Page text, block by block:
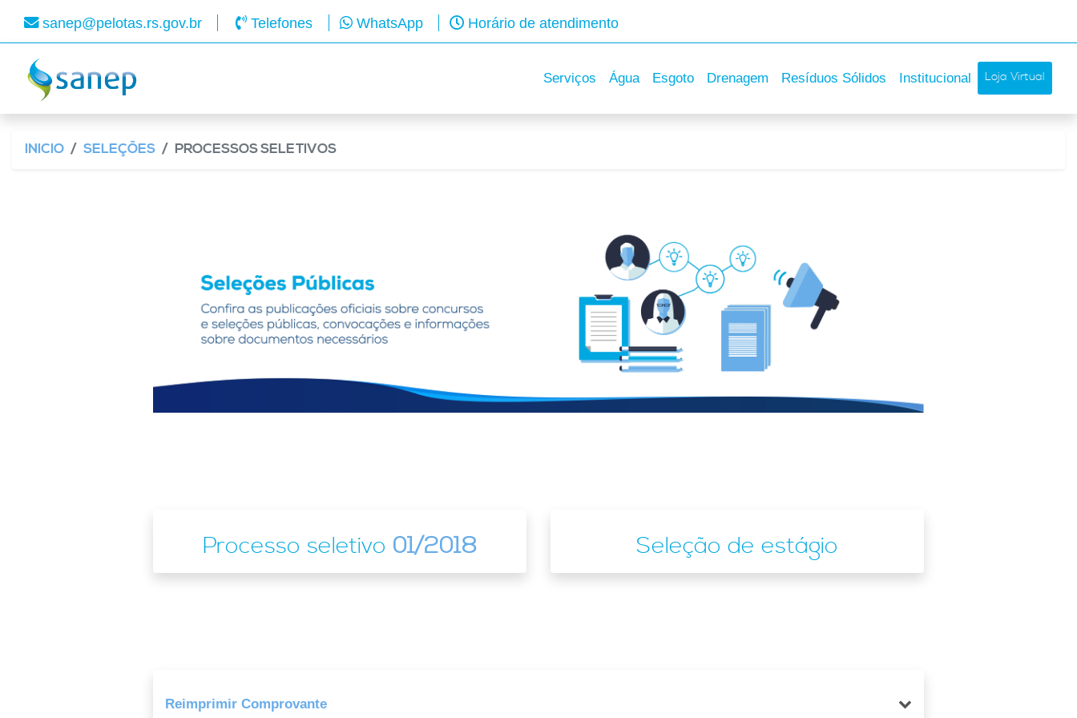
sanep@pelotas.rs.gov.br Telefones WhatsApp Horário de atendimento
Serviços Água Esgoto Drenagem Resíduos Sólidos Institucional Loja Virtual
INICIO SELEÇÕES PROCESSOS SELETIVOS
Processo seletivo 01/2018 Seleção de estágio
Reimprimir Comprovante